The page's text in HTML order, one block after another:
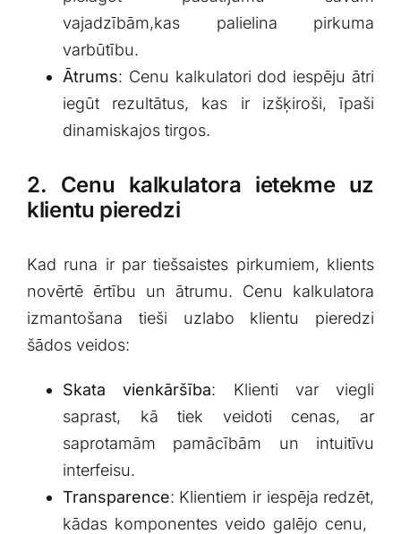
vajadzībām,kas palielina pirkuma
varbūtību.
Ātrums: Cenu kalkulatori dod iespēju ātri
iegūt rezultātus, kas ir izšķiroši, īpaši
dinamiskajos tirgos.
2. Cenu kalkulatora ietekme uz
klientu pieredzi
Kad ​runa ir par tiešsaistes pirkumiem, klients
novērtē ērtību un ātrumu. Cenu kalkulatora
izmantošana tieši uzlabo klientu pieredzi
šādos veidos:
Skata vienkāršība: Klienti var ⁤viegli
saprast, kā⁤ tiek veidoti cenas, ar
saprotamām pamācībām un intuitīvu
interfeisu.
Transparence: Klientiem ir iespēja redzēt,
kādas komponentes veido galējo cenu, ​